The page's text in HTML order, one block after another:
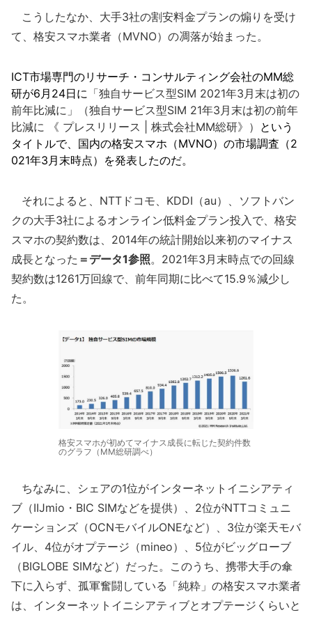
こうしたなか、大手3社の割安料金プランの煽りを受け
て、格安スマホ業者（MVNO）の凋落が始まった。
ICT市場専門のリサーチ・コンサルティング会社のMM総
研が6月24日に 「独自サービス型SIM 2021年3月末は初の
前年比減に」（独自サービス型SIM 21年3月末は初の前年
比減に 《 プレスリリース | 株式会社MM総研》） という
タイトルで、国内の格安スマホ（MVNO）の市場調査（2
021年3月末時点）を発表したのだ。
それによると、NTTドコモ、KDDI（au）、ソフトバン
クの大手3社によるオンライン低料金プラン投入で、格安
スマホの契約数は、2014年の統計開始以来初のマイナス
成長となった ＝データ1参照。2021年3月末時点での回線
契約数は1261万回線で、前年同期に比べて15.9％減少し
た。
格安スマホが初めてマイナス成長に転じた契約件数
のグラフ（MM総研調べ）
ちなみに、シェアの1位がインターネットイニシアティ
ブ（IIJmio・BIC SIMなどを提供）、2位がNTTコミュニ
ケーションズ（OCNモバイルONEなど）、3位が楽天モバ
イル、4位がオプテージ（mineo）、5位がビッグローブ
（BIGLOBE SIMなど）だった。このうち、携帯大手の傘
下に入らず、孤軍奮闘している「純粋」の格安スマホ業者
は、インターネットイニシアティブとオプテージくらいと